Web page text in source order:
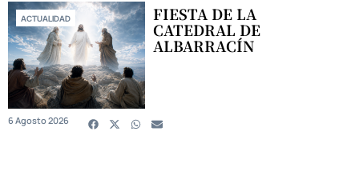
ACTUALIDAD FIESTA DE LA
CATEDRAL DE
ALBARRACÍN
6 Agosto 2026